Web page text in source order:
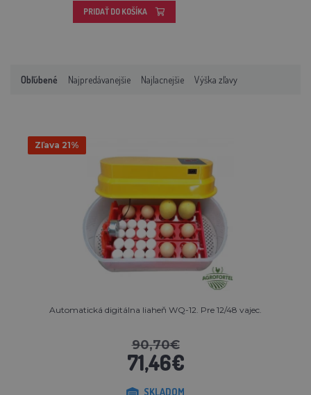
PRIDAŤ DO KOŠÍKA
Obľúbené Najpredávanejšie Najlacnejšie Výška zľavy
Zľava 21%
Automatická digitálna liaheň WQ-12. Pre 12/48 vajec.
90,70€
71,46€
SKLADOM